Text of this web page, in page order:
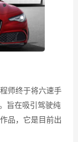
师终于将六速手
旨在吸引驾驶纯
品，它是目前出